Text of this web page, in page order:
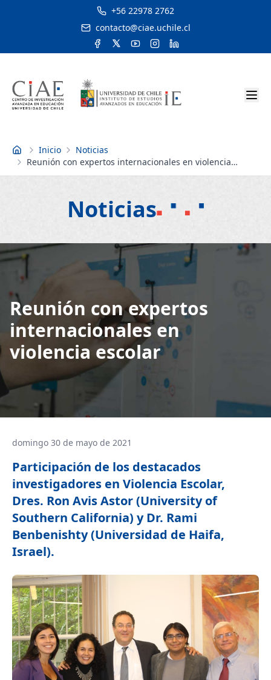
+56 22978 2762
contacto@ciae.uchile.cl
Inicio Inicio
Noticias
Reunión con expertos internacionales en violencia
escolar
Noticias
Reunión con expertos
internacionales en
violencia escolar
domingo 30 de mayo de 2021
Participación de los destacados
investigadores en Violencia Escolar,
Dres. Ron Avis Astor (University of
Southern California) y Dr. Rami
Benbenishty (Universidad de Haifa,
Israel).